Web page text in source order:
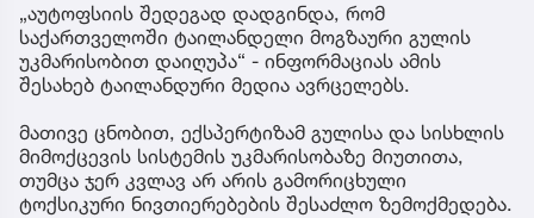
„აუტოფსიის შედეგად დადგინდა, რომ
საქართველოში ტაილანდელი მოგზაური გულის
უკმარისობით დაიღუპა“ - ინფორმაციას ამის
შესახებ ტაილანდური მედია ავრცელებს.
მათივე ცნობით, ექსპერტიზამ გულისა და სისხლის
მიმოქცევის სისტემის უკმარისობაზე მიუთითა,
თუმცა ჯერ კვლავ არ არის გამორიცხული
ტოქსიკური ნივთიერებების შესაძლო ზემოქმედება.